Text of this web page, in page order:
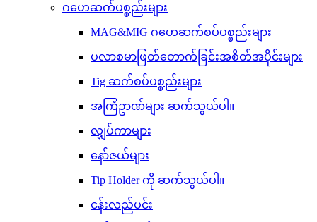
ဂဟေဆက်ပစ္စည်းများ
MAG&MIG ဂဟေဆက်စပ်ပစ္စည်းများ
ပလာစမာဖြတ်တောက်ခြင်းအစိတ်အပိုင်းများ
Tig ဆက်စပ်ပစ္စည်းများ
အကြံဥာဏ်များ ဆက်သွယ်ပါ။
လျှပ်ကာများ
နော်ဇယ်များ
Tip Holder ကို ဆက်သွယ်ပါ။
ငန်းလည်ပင်း